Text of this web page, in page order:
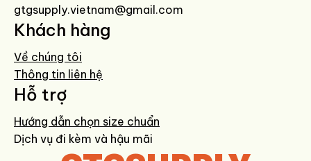
Nên sử dụng shoe trees giữ form giày khi không sử dụng
Để nơi khô ráo, thoáng khí, tránh tiếp xúc trực tiếp với nắng gắt
gtgsupply.vietnam@gmail.com
Khách hàng
Về chúng tôi
Thông tin liên hệ
Hỗ trợ
Hướng dẫn chọn size chuẩn
Dịch vụ đi kèm và hậu mãi